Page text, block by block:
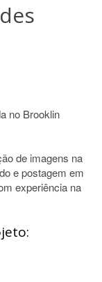
no Brooklin
de imagens na
e postagem em
experiência na